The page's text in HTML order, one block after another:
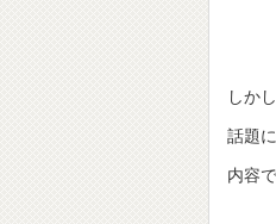
しか
話題
内容